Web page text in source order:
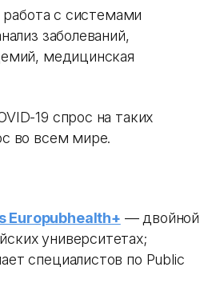
с системами
заболеваний,
медицинская
19 спрос на таких
во всем мире.
Europubhealth+ — двойной
университетах;
специалистов по Public